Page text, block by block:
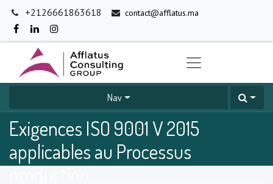
+2126661863618 contact@afflatus.ma
Nav
Exigences ISO 9001 V 2015
applicables au Processus